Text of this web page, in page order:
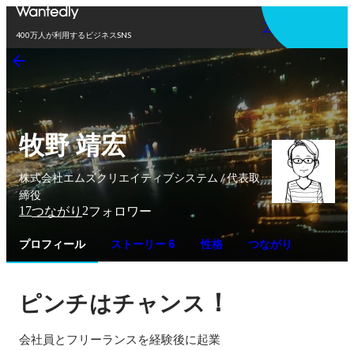
400万人が利用するビジネスSNS
アプリを使う
牧野 靖宏
株式会社エムズクリエイティブシステム / 代表取
締役
17つながり 2フォロワー
プロフィール ストーリー 6 性格 つながり
ピンチはチャンス ！
会社員とフリーランスを経験後に起業